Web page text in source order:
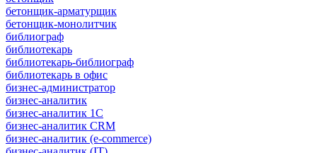
бетонщик-арматурщик
бетонщик-монолитчик
библиограф
библиотекарь
библиотекарь-библиограф
библиотекарь в офис
бизнес-администратор
бизнес-аналитик
бизнес-аналитик 1С
бизнес-аналитик CRM
бизнес-аналитик (e-commerce)